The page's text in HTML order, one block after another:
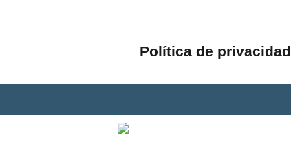
Política de privacidad